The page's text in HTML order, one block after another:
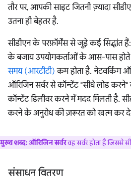
तौर पर, आपकी साइट जितनी ज़्यादा
उतना ही बेहतर है.
सीडीएन के परफ़ॉर्मेंस से जुड़े कई सिद्धांत हैं:
के बजाय उपयोगकर्ताओं के आस-पास
समय (आरटीटी) कम होता है. नेटवर्किंग
ऑरिजिन सर्वर से कॉन्टेंट "सीधे लोड करने"
कॉन्टेंट डिलीवर करने में मदद मिलती है.
करने के अनुरोध की ज़रूरत को खत्म कर
मुख्य शब्द:ऑरिजिन सर्वरवह सर्वर होता है जिससे
संसाधन वितरण